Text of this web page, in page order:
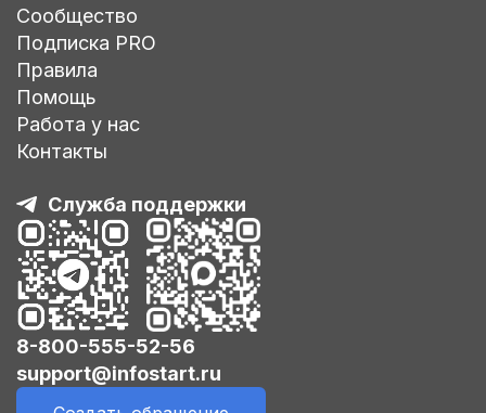
Сообщество
Подписка PRO
Правила
Помощь
Работа у нас
Контакты
Служба поддержки
8-800-555-52-56
support@infostart.ru